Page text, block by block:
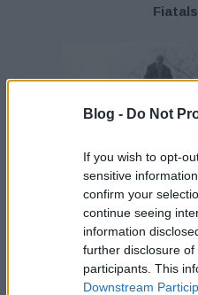
Blog - Do Not
If you wish to opt-
sensitive
confirm your
continue seeing
information
further disclosure of
participants. This
Downstream